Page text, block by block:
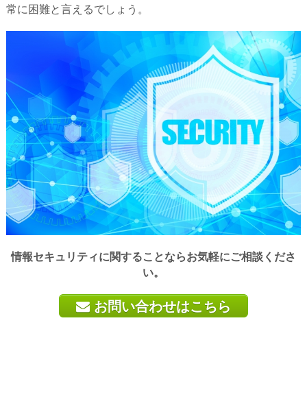
常に困難と言えるでしょう。
情報セキュリティに関することならお気軽にご相談くださ
い。
お問い合わせはこちら